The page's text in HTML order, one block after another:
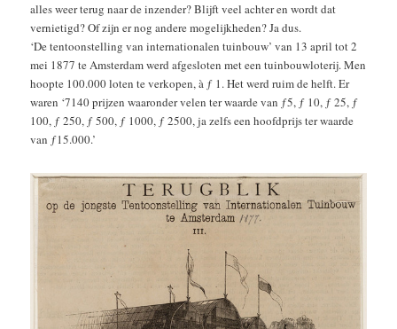
alles weer terug naar de inzender? Blijft veel achter en wordt dat
vernietigd? Of zijn er nog andere mogelijkheden? Ja dus.
‘De tentoonstelling van internationalen tuinbouw’ van 13 april tot 2
mei 1877 te Amsterdam werd afgesloten met een tuinbouwloterij. Men
hoopte 100.000 loten te verkopen, à ƒ 1. Het werd ruim de helft. Er
waren ‘7140 prijzen waaronder velen ter waarde van ƒ5, ƒ 10, ƒ 25, ƒ
100, ƒ 250, ƒ 500, ƒ 1000, ƒ 2500, ja zelfs een hoofdprijs ter waarde
van ƒ15.000.’